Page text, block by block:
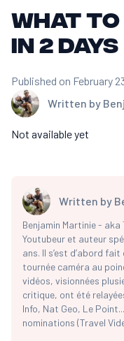
What to
in 2 days
Written by
Published on February
Not available yet
Written by
Benjamin Martinie - aka
Youtubeur et auteur
ans. Il s’est d’abord
tournée caméra au
vidéos, visionnées
critique, ont été
Info, Nat Geo, Le
nominations (Travel